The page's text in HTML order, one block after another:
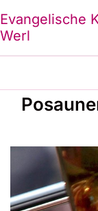
Evangelische
Werl